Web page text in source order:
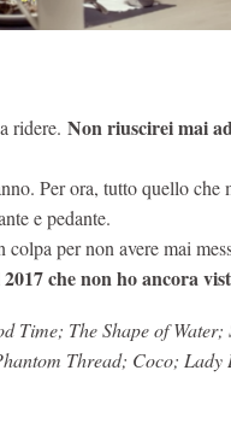
ridere. Non riuscirei mai
Per ora, tutto quello che
e pedante.
per non avere mai
che non ho ancora
The Shape of Water;
Thread; Coco;